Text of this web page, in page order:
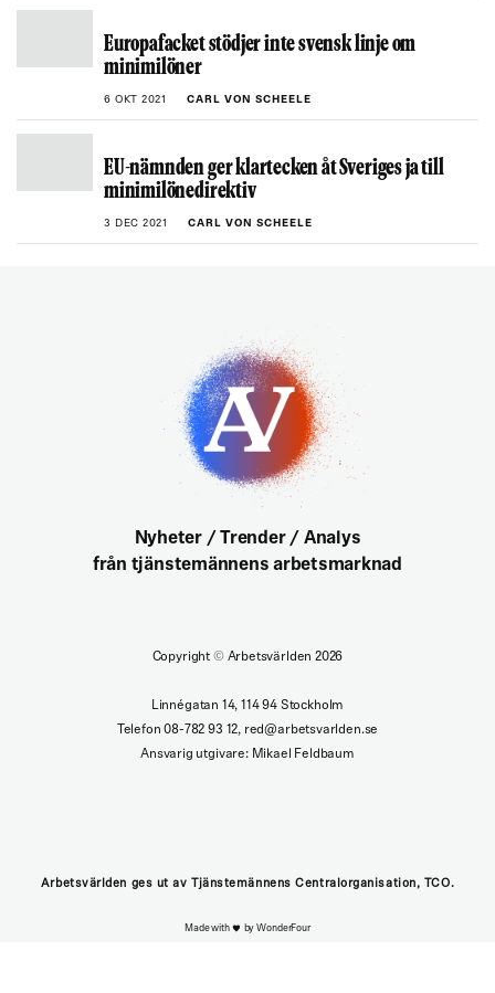
Europafacket stödjer inte svensk linje om
minimilöner
6 OKT 2021 CARL VON SCHEELE
EU-nämnden ger klartecken åt Sveriges ja till
minimilönedirektiv
3 DEC 2021 CARL VON SCHEELE
Nyheter / Trender / Analys
från tjänstemännens arbetsmarknad
Copyright ©Arbetsvärlden 2026
Linnégatan 14, 114 94 Stockholm
Telefon 08-782 93 12, red@arbetsvarlden.se
Ansvarig utgivare: Mikael Feldbaum
Arbetsvärlden ges ut av Tjänstemännens Centralorganisation, TCO.
Made with by WonderFour